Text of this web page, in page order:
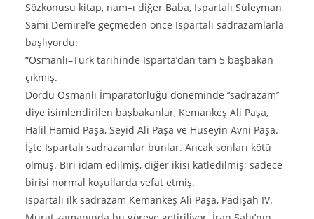
Sözkonusu kitap, nam–ı diğer Baba, Ispartalı Süleyman
Sami Demirel’e geçmeden önce Ispartalı sadrazamlarla
başlıyordu:
“Osmanlı–Türk tarihinde Isparta’dan tam 5 başbakan
çıkmış.
Dördü Osmanlı İmparatorluğu döneminde ‘‘sadrazam’’
diye isimlendirilen başbakanlar, Kemankeş Ali Paşa,
Halil Hamid Paşa, Seyid Ali Paşa ve Hüseyin Avni Paşa.
İşte Ispartalı sadrazamlar bunlar. Ancak sonları kötü
olmuş. Biri idam edilmiş, diğer ikisi katledilmiş; sadece
birisi normal koşullarda vefat etmiş.
Ispartalı ilk sadrazam Kemankeş Ali Paşa, Padişah IV.